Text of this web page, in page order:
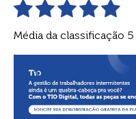
Média da classificação 5